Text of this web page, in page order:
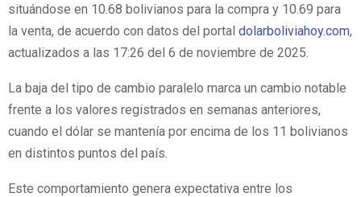
situándose en 10.68 bolivianos para la compra y 10.69 para
la venta, de acuerdo con datos del portal dolarboliviahoy.com,
actualizados a las 17:26 del 6 de noviembre de 2025.
La baja del tipo de cambio paralelo marca un cambio notable
frente a los valores registrados en semanas anteriores,
cuando el dólar se mantenía por encima de los 11 bolivianos
en distintos puntos del país.
Este comportamiento genera expectativa entre los